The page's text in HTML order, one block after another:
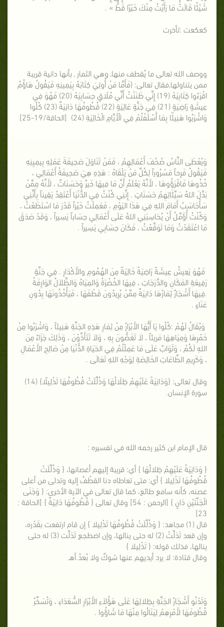
شَيْئًا قَالَتْ مَا رَأَيْتُ مِنْكَ خَيْرًا قَطُّ » .
كعكعت :تأخرت
ووصف الله تعالى ما يُقطف منهاـ وهي الثمار ـ بأنها دانية قريبة
ممن يتناولها,فقال تعالى: (فَأَمَّا مَنْ أُوتِيَ كِتَابَهُ بِيَمِينِهِ فَيَقُولُ هَاؤُمُ
اقْرَءُوا كِتَابِيَهْ (19) إِنِّي ظَنَنْتُ أَنِّي مُلَاقٍ حِسَابِيَهْ (20) فَهُوَ فِي
عِيشَةٍ رَاضِيَةٍ (21) فِي جَنَّةٍ عَالِيَةٍ (22) قُطُوفُهَا دَانِيَةٌ (23) كُلُوا
وَاشْرَبُوا هَنِيئًا بِمَا أَسْلَفْتُمْ فِي الْأَيَّامِ الْخَالِيَةِ (24) [الحاقة/19-25]
وَيُعْطَى النَّاسُ صُحُفَ أَعْمَالِهِمْ ، فَمَنْ تَنَاوَلَ صَحِيفَةَ عَمَلِهِ بِيمِيِنِهِ
فَيَقُولُ فَرِحاً مَسْرُوراً لِكُلِّ مَنْ يَلْقَاهُ : هَذِهِ هِيَ صَحِيفَةُ أَعْمَالِي ،
خُذُوهَا فَاقْرَؤُوهَا ، لأَنَّهُ يَعْلَمُ أَنَّ مَا فِيهَا خَيرٌ وَحَسَنَاتٌ ، لأَنَّهُ مِمَّنْ
بَدَّلَ اللهُ سَيِّئَاتِهِمْ حَسَنَاتٍ . إِنَّنِي كُنْتُ فِي الدُّنْيَا أَعْتَقِدُ يَقِيناً بِأَنَّنِي
سَأْحَاسَبُ أَمَامَ اللهِ فِي هَذَا اليَوْمِ ، فَعَمِلْتُ خَيْراً قَدْرَ مَا اسْتَطَعْتُ ،
وَكُنْتُ أُؤَمِّلُ أَنْ يُحَاسِبَنِي اللهُ عَلَى أَعْمَالِي حِسَاباً يَسِيراً ، وَقَدْ صَدَقَ
مَا اعْتَقَدْتُ وَمَا تَوَقَّعْتُ ، فَكَانَ حِسَابِي يَسِيراً .
فَهُوَ يَعِيشُ عِيشَةً رَاضِيَةً خَالِيَةً مِنَ الهُمُومِ والأَكْدَارِ . فِي جَنَّةٍ
رَفِيعَةِ المَكَانِ والدَّرَجَاتِ ، فِيهَا الخُضْرَةُ وَالمِيَاهُ وَالظَّلاَلُ الوَارِفَةُ
.فِيهَا أَشْجَارٌ ثِمَارُهَا دَانِيَةٌ مِمَّنْ يُرِيدُونَ قَطْفَهَا ، فَيَأْخُذُونَهَا بِدُونِ
عَنَاءٍ .
وَيُقَالُ لَهُمْ :كُلُوا يَا أَيُّهَا الأَبْرَارُ مِنْ ثِمَارِ هَذِهِ الجَنَّةِ هَنِيئاً ، وَاشْرَبُوا مِنْ
خَمْرِهَا وَمِيَاهِهَا مَريئاً ، لاَ تَغَصُّونَ بِهِ ، وَلاَ تَتَأَذَّوْنَ ، وَذَلِكَ جَزَاءٌ مِنَ
اللهِ لَكُمْ ، وَثَوَابٌ عَلَى مَا عَمِلْتُمْ فِي الحَيَاةِ الدُّنْيَا مِنْ صَالِحِ الأَعْمَالِ
، وَكَرِيمِ الطَّاعَاتِ الخَالِصَةِ لِوَجْهِ اللهِ تَعَالَى .
وقال تعالى: {وَدَانِيَةً عَلَيْهِمْ ظِلَالُهَا وَذُلِّلَتْ قُطُوفُهَا تَذْلِيلًا} (14)
سورة الإنسان.
قال الإمام ابن كثير رحمه الله في تفسيره :
{ وَدَانِيَةً عَلَيْهِمْ ظِلالُهَا } أي: قريبة إليهم أغصانها، { وَذُلِّلَتْ
قُطُوفُهَا تَذْلِيلا } أي: متى تعاطاه دنا القطْفُ إليه وتدلى من أعلى
غصنه، كأنه سامع طائع، كما قال تعالى في الآية الأخرى: { وَجَنَى
الْجَنَّتَيْنِ دَانٍ } [الرحمن : 54] وقال تعالى { قُطُوفُهَا دَانِيَةٌ } [الحاقة :
23]
قال (1) مجاهد: { وَذُلِّلَتْ قُطُوفُهَا تَذْلِيلا } إن قام ارتفعت بقَدْره،
وإن قعد تَدَلَّتْ (2) له حتى ينالها، وإن اضطجع تَدَلَّت (3) له حتى
ينالها، فذلك قوله: { تَذْلِيلا }
وقال قتادة: لا يرد أيديهم عنها شوكٌ ولا بُعدُ.أهـ
وَتَدْنُو أَشْجَارُ الجَنَّةِ بِظِلالِهَا عَلَى هَؤُلاَءِ الأَبْرَارِ السُّعَدَاءِ ، وَتُسَخِّرُ
قُطُوفَهَا لأَمْرِهِمْ لِيَنَالُوا مِنْهَا مَا شَاؤُوا .